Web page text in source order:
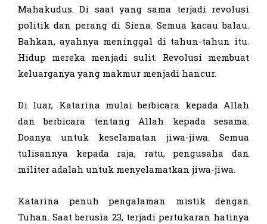
Mahakudus. Di saat yang sama terjadi revolusi
politik dan perang di Siena. Semua kacau balau.
Bahkan, ayahnya meninggal di tahun-tahun itu.
Hidup mereka menjadi sulit. Revolusi membuat
keluarganya yang makmur menjadi hancur.
Di luar, Katarina mulai berbicara kepada Allah
dan berbicara tentang Allah kepada sesama.
Doanya untuk keselamatan jiwa-jiwa. Semua
tulisannya kepada raja, ratu, pengusaha dan
militer adalah untuk menyelamatkan jiwa-jiwa.
Katarina penuh pengalaman mistik dengan
Tuhan. Saat berusia 23, terjadi pertukaran hatinya